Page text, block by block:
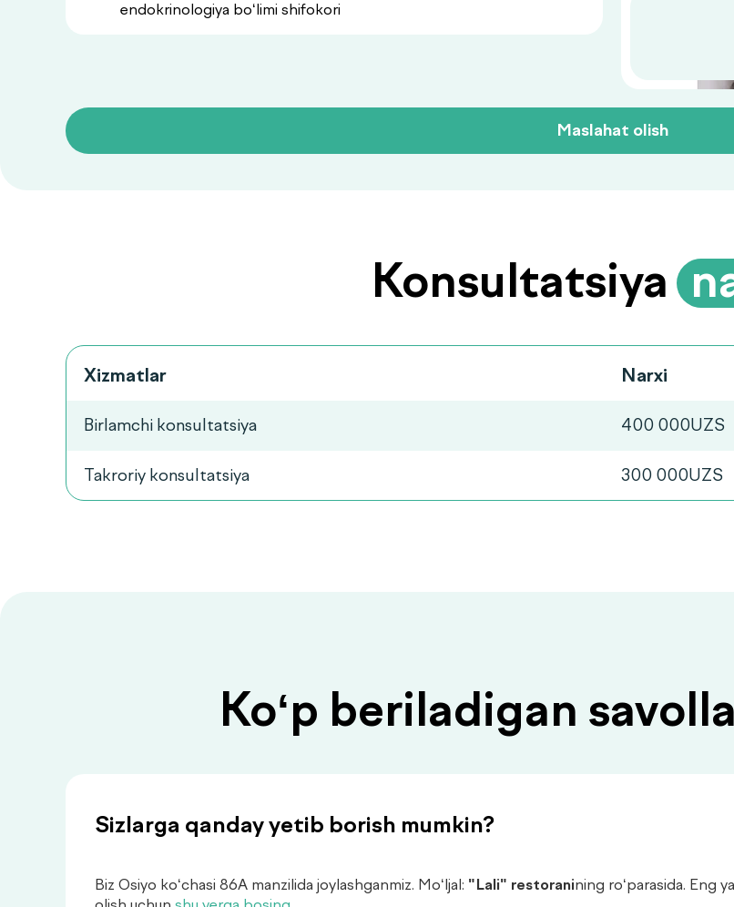
endokrinologiya bo‘limi shifokori
Maslahat olish
Konsultatsiya.
Xizmatlar Narxi
Birlamchi konsultatsiya 400 000UZS
Takroriy konsultatsiya 300 000UZS
Ko‘p beriladigan
Sizlarga qanday yetib borish mumkin?
Biz Osiyo ko‘chasi 86A manzilida joylashganmiz. Mo‘ljal: "Lali" restoranining ro‘parasida. Eng